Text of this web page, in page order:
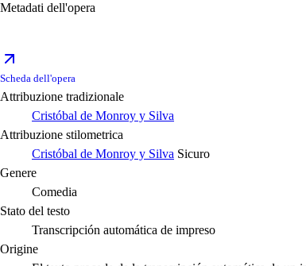
Metadati dell'opera
Scheda dell'opera
Attribuzione tradizionale
Cristóbal de Monroy y Silva
Attribuzione stilometrica
Cristóbal de Monroy y Silva Sicuro
Genere
Comedia
Stato del testo
Transcripción automática de impreso
Origine